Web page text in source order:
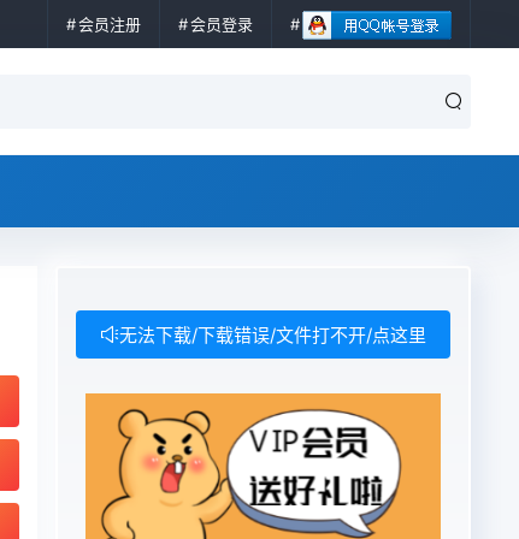
会员注册 会员登录
无法下载/下载错误/文件打不开/点这里